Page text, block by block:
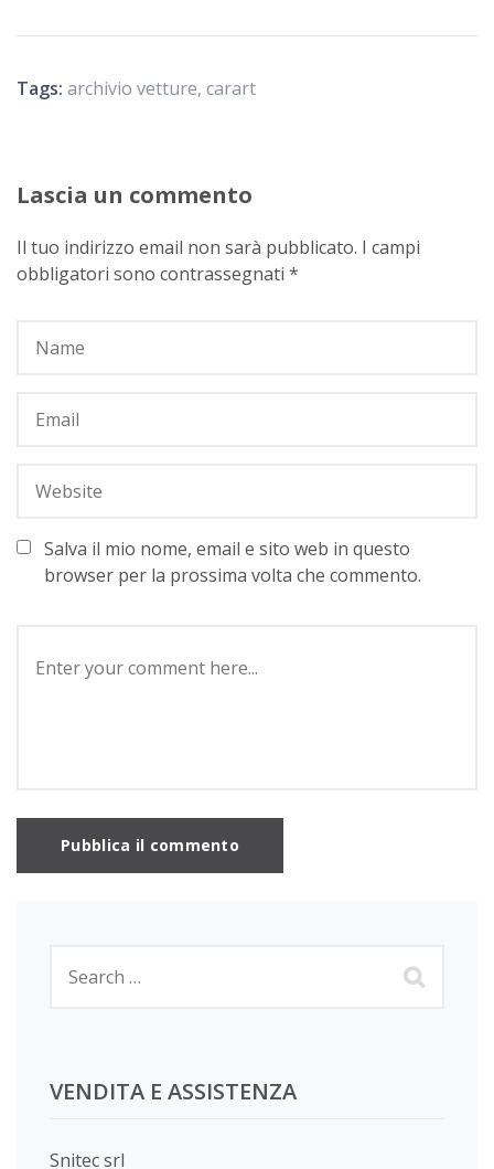
Tags: archivio vetture, carart
Lascia un commento
Il tuo indirizzo email non sarà pubblicato. I campi
obbligatori sono contrassegnati *
Salva il mio nome, email e sito web in questo
browser per la prossima volta che commento.
VENDITA E ASSISTENZA
Snitec srl